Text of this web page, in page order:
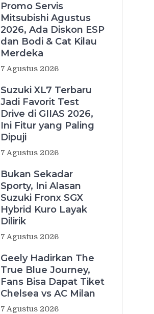
Promo Servis
Mitsubishi Agustus
2026, Ada Diskon ESP
dan Bodi & Cat Kilau
Merdeka
7 Agustus 2026
Suzuki XL7 Terbaru
Jadi Favorit Test
Drive di GIIAS 2026,
Ini Fitur yang Paling
Dipuji
7 Agustus 2026
Bukan Sekadar
Sporty, Ini Alasan
Suzuki Fronx SGX
Hybrid Kuro Layak
Dilirik
7 Agustus 2026
Geely Hadirkan The
True Blue Journey,
Fans Bisa Dapat Tiket
Chelsea vs AC Milan
7 Agustus 2026